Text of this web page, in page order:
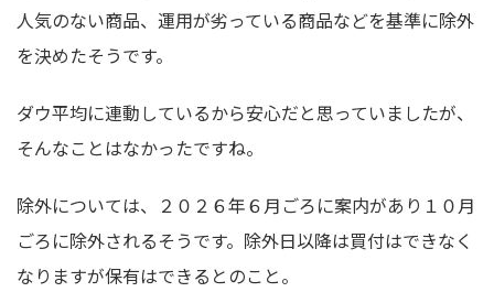
人気のない商品、運用が劣っている商品などを基準に除外
を決めたそうです。
ダウ平均に連動しているから安心だと思っていましたが、
そんなことはなかったですね。
除外については、２０２６年６月ごろに案内があり１０月
ごろに除外されるそうです。除外日以降は買付はできなく
なりますが保有はできるとのこと。